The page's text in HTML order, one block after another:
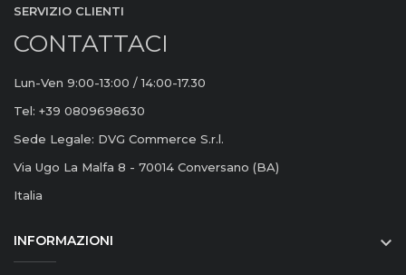
SERVIZIO CLIENTI
CONTATTACI
Lun-Ven 9:00-13:00 / 14:00-17.30
Tel: +39 0809698630
Sede Legale: DVG Commerce S.r.l.
Via Ugo La Malfa 8 - 70014 Conversano (BA)
Italia
INFORMAZIONI 